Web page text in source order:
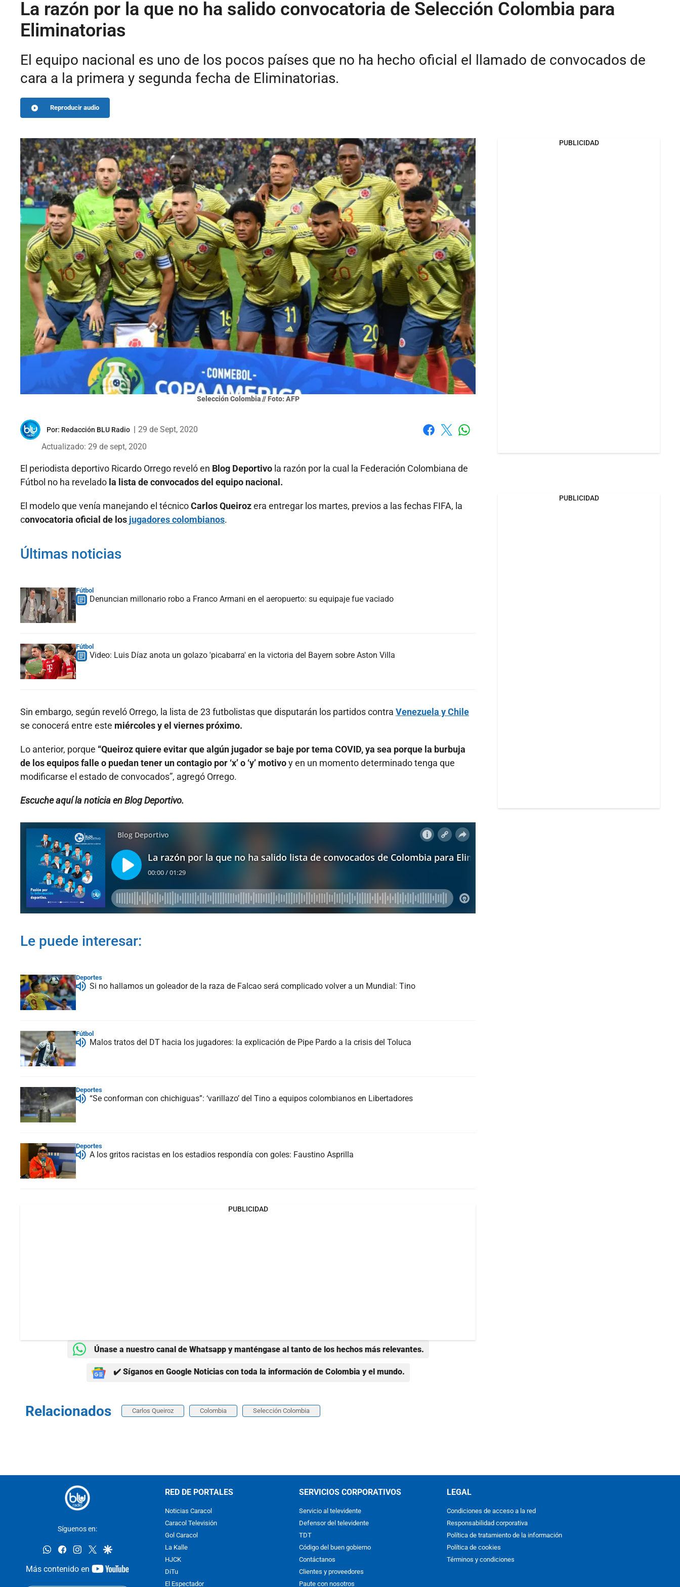
La razón por la que no ha salido convocatoria de Selección Colombia para
Eliminatorias
El equipo nacional es uno de los pocos países que no ha hecho oficial el llamado de convocados de
cara a la primera y segunda fecha de Eliminatorias.
Reproducir audio
Selección Colombia // Foto: AFP
Por: Redacción BLU Radio
29 de Sept, 2020
Actualizado: 29 de sept, 2020
El periodista deportivo Ricardo Orrego reveló en Blog Deportivo la razón por la cual la Federación Colombiana de
Fútbol no ha revelado la lista de convocados del equipo nacional.
El modelo que venía manejando el técnicoCarlos Queirozera entregar los martes, previos a las fechas FIFA, la
convocatoria oficial de los jugadores colombianos.
Últimas noticias
Fútbol
Denuncian millonario robo a Franco Armani en el aeropuerto: su equipaje fue vaciado
Fútbol
Video: Luis Díaz anota un golazo 'picabarra' en la victoria del Bayern sobre Aston Villa
Sin embargo, según reveló Orrego, la lista de 23 futbolistas que disputarán los partidos contra Venezuela y Chile
se conocerá entre este miércoles y el viernes próximo.
Lo anterior, porque “Queiroz quiere evitar que algún jugador se baje por tema COVID, ya sea porque la burbuja
de los equipos falle o puedan tener un contagio por ‘x’ o ‘y’ motivoy en un momento determinado tenga que
modificarse el estado de convocados”, agregó Orrego.
Escuche aquí la noticia en Blog Deportivo.
Le puede interesar:
Deportes
Si no hallamos un goleador de la raza de Falcao será complicado volver a un Mundial: Tino
Fútbol
Malos tratos del DT hacia los jugadores: la explicación de Pipe Pardo a la crisis del Toluca
Deportes
“Se conforman con chichiguas”: ‘varillazo’ del Tino a equipos colombianos en Libertadores
Deportes
A los gritos racistas en los estadios respondía con goles: Faustino Asprilla
PUBLICIDAD
Únase a nuestro canal de Whatsapp y manténgase al tanto de los hechos más relevantes.
✔️ Síganos en Google Noticias con toda la información de Colombia y el mundo.
Relacionados Carlos Queiroz Colombia Selección Colombia
PUBLICIDAD
PUBLICIDAD
Síguenos en:
whatsappfacebookinstagram
twittergoogle
Más contenido en
youtube-
RED DE PORTALES
Noticias Caracol
Caracol Televisión
Gol Caracol
La Kalle
HJCK
DiTu
El Espectador
SERVICIOS CORPORATIVOS
Servicio al televidente
Defensor del televidente
TDT
Código del buen gobierno
Contáctanos
Clientes y proveedores
Paute con nosotros
LEGAL
Condiciones de acceso a la red
Responsabilidad corporativa
Política de tratamiento de la información
Política de cookies
Términos y condiciones